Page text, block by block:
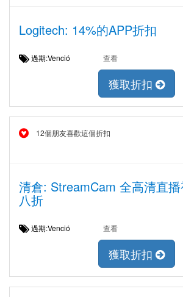
Logitech: 14%的APP折扣
過期:Venció 查看
獲取折扣
12個朋友喜歡這個折扣
清倉: StreamCam 全高清直
八折
過期:Venció 查看
獲取折扣